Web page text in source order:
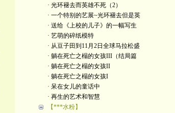
· 光环褪去而英雄不死（2）
· 一个特别的艺展~光环褪去但是英
· 送给《上校的儿子》的一幅写生
· 艺萌的碎纸模特
· 从豆子田到11月2日全球马拉松盛
· 躺在死亡之榻的女孩III（结局篇
· 躺在死亡之榻的女孩II
· 躺在死亡之榻的女孩I
· 呆在女儿的童话中
· 再生的艺术和智慧
【***水粉】